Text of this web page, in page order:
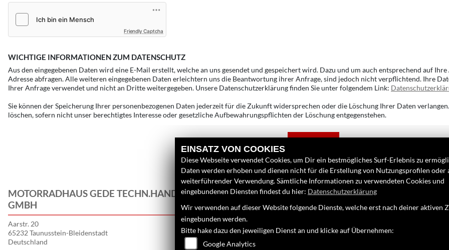
Friendly Captcha
WICHTIGE INFORMATIONEN ZUM DATENSCHUTZ
Aus den eingegebenen Daten wird eine E-Mail erstellt, welche an uns gesendet und gespeichert wird. Dazu und um auch entsprechend auf
Adresse abfragen. Alle weiteren eingegebenen Daten erleichtern uns die Beantwortung ihrer Anfrage, sind jedoch nicht verpflichtend. Ihre
Ihrer Anfrage verwendet und nicht an Dritte weitergegeben. Unsere Datenschutzerklärung finden Sie unter folgendem Link:
Sie können der Speicherung Ihrer personenbezogenen Daten jederzeit für die Zukunft widersprechen oder die Löschung Ihrer Daten
löschen, sofern nicht unser berechtigtes Interesse oder gesetzliche Aufbewahrungspflichten der Löschung entgegenstehen.
Senden
MOTORRADHAUS GEDE TECHN.HANDEL
GMBH
Aarstr. 20
65232 Taunusstein-Bleidenstadt
Deutschland
LINKS
Unternehmen
Instagram
EINSATZ VON COOKIES
Diese Webseite verwendet Cookies, um Dir ein bestmögliches Surf-Erlebnis zu
Daten werden erhoben und dienen nicht für die Erstellung von Nutzungsprofilen oder
weiterführender Verwendung. Sämtliche Informationen zu verwendeten Cookies und
eingebundenen Diensten findest du hier: Datenschutzerklärung
Wir verwenden auf dieser Website folgende Dienste, welche erst nach deiner aktiven
eingebunden werden.
Bitte hake dazu den jeweiligen Dienst an und klicke auf Übernehmen:
Google Analytics